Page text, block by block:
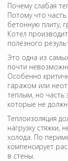
Почему слабая
Потому что
бетонную плиту,
Котел
полезного
Это одна из
почти
Особенно
гаражом или
теплым, но часть
которые не
Теплоизоляция
нагрузку стяжки,
холода. По
компенсирует
в стены.